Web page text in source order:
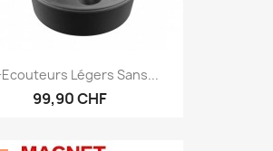
Ecouteurs Légers Sans...
99,90 CHF